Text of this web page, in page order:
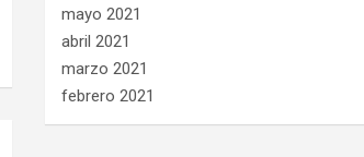
mayo 2021
abril 2021
marzo 2021
febrero 2021